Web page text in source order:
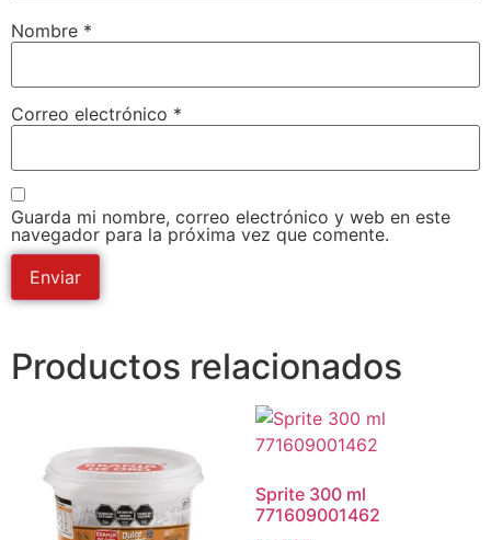
Nombre *
Correo electrónico *
Guarda mi nombre, correo electrónico y web en este
navegador para la próxima vez que comente.
Productos relacionados
Sprite 300 ml
771609001462